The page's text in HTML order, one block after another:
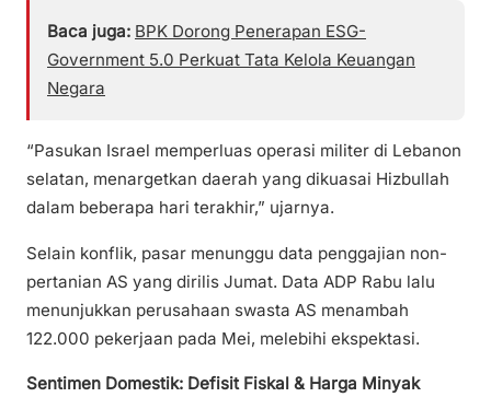
Baca juga: BPK Dorong Penerapan ESG-
Government 5.0 Perkuat Tata Kelola Keuangan
Negara
“Pasukan Israel memperluas operasi militer di Lebanon
selatan, menargetkan daerah yang dikuasai Hizbullah
dalam beberapa hari terakhir,” ujarnya.
Selain konflik, pasar menunggu data penggajian non-
pertanian AS yang dirilis Jumat. Data ADP Rabu lalu
menunjukkan perusahaan swasta AS menambah
122.000 pekerjaan pada Mei, melebihi ekspektasi.
Sentimen Domestik: Defisit Fiskal & Harga Minyak